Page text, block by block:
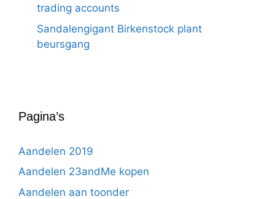
trading accounts
Sandalengigant Birkenstock plant
beursgang
Pagina’s
Aandelen 2019
Aandelen 23andMe kopen
Aandelen aan toonder